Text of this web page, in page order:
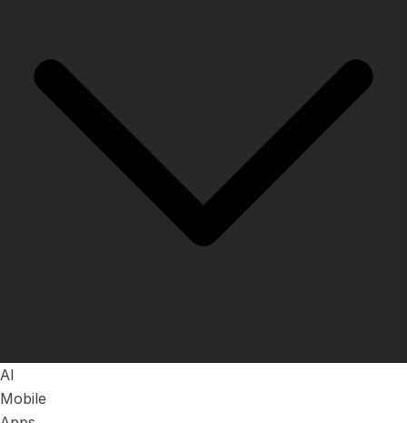
AI
Mobile